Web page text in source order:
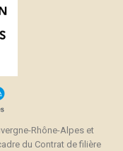
Rhône-Alpes et
du Contrat de filière